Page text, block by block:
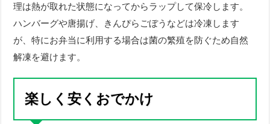
理は熱が取れた状態になってからラップして保冷します。
ハンバーグや唐揚げ、きんぴらごぼうなどは冷凍します
が、特にお弁当に利用する場合は菌の繁殖を防ぐため自然
解凍を避けます。
楽しく安くおでかけ